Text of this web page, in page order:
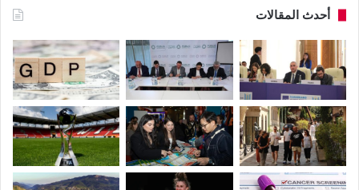
أحدث المقالات